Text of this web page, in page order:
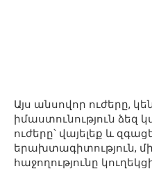
Այս անսովոր ուժերը,
իմաստունություն
ուժերը՝ վայելեք և
երախտագիտություն,
հաջողությունը